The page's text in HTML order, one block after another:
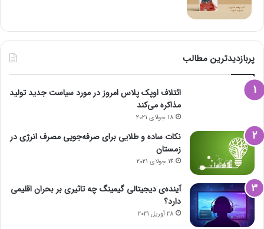
پربازدیدترین مطالب
ائتلاف اوپک پلاس امروز در مورد سیاست جدید تولید
مذاکره می‌کند
18 جولای 2021
نکات ساده و طلایی برای صرفه‌جویی مصرف انرژی در
زمستان
14 جولای 2021
آینده‌ی دیجیتالی گیمینگ چه تاثیری بر بحران اقلیمی
دارد؟
28 آوریل 2021